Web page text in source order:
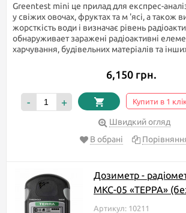
Greentest mini це прилад для експрес-
у свіжих овочах, фруктах та м 'ясі, а також
жорсткість води і визначає рівень
обнаруживает заражені радіоактивні
харчування, будівельних матеріалів та
6,150 грн.
- + Купити в 1
Швидкий огляд
В обрані
Дозиметр -
МКС-05 «ТЕРРА»
Артикул: 10211